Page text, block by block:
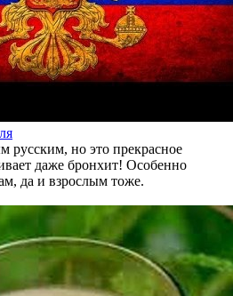
русским, но это прекрасное
даже бронхит! Особенно
да и взрослым тоже.